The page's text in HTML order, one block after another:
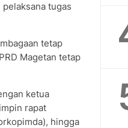
tugas
tetap
Magetan tetap
ketua
rapat
hingga